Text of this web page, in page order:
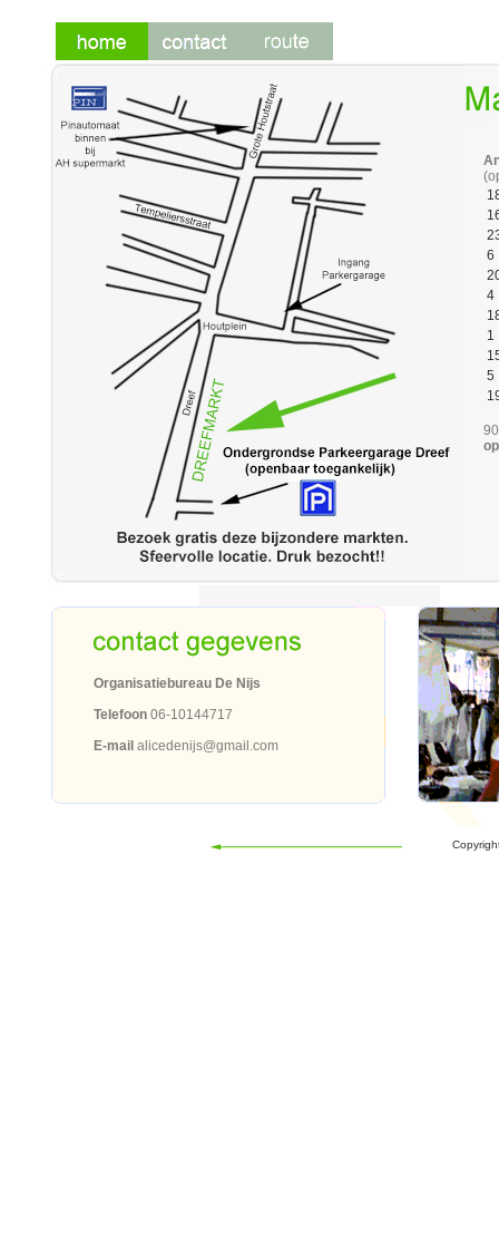
6
4
1
5
Organisatiebureau De Nijs
Telefoon06-10144717
E-mail alicedenijs@gmail.com